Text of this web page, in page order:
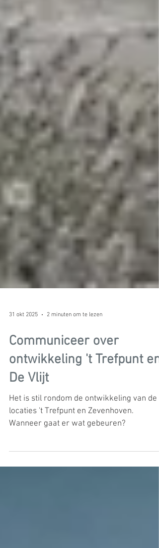
31 okt 2025 2 minuten om te lezen
Communiceer over
ontwikkeling 't Trefpunt en
De Vlijt
Het is stil rondom de ontwikkeling van de
Wanneer gaat er wat gebeuren?